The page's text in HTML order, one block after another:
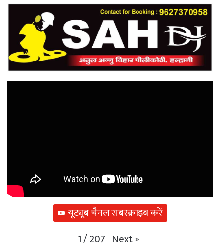
यूट्यूब चैनल सबस्क्राइब करें
1/207 Next»